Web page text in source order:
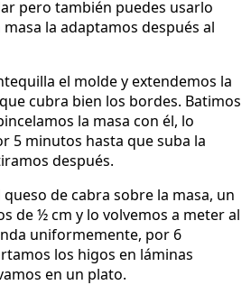
pero también puedes usarlo
la adaptamos después al
el molde y extendemos la
cubra bien los bordes. Batimos
la masa con él, lo
5 minutos hasta que suba la
después.
de cabra sobre la masa, un
de ½ cm y lo volvemos a meter al
uniformemente, por 6
los higos en láminas
en un plato.